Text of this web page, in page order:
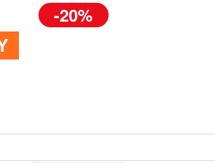
-20%